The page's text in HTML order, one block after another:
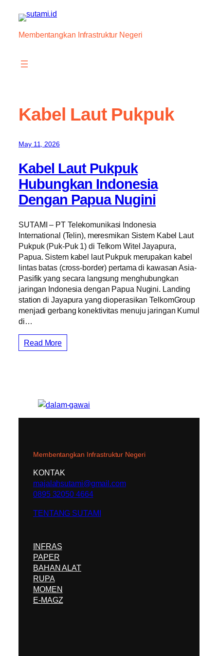
content
Membentangkan Infrastruktur Negeri
Kabel Laut Pukpuk
May 11, 2026
Kabel Laut Pukpuk
Hubungkan Indonesia
Dengan Papua Nugini
SUTAMI – PT Telekomunikasi Indonesia
International (Telin), meresmikan Sistem Kabel Laut
Pukpuk (Puk-Puk 1) di Telkom Witel Jayapura,
Papua. Sistem kabel laut Pukpuk merupakan kabel
lintas batas (cross-border) pertama di kawasan Asia-
Pasifik yang secara langsung menghubungkan
jaringan Indonesia dengan Papua Nugini. Landing
station di Jayapura yang dioperasikan TelkomGroup
menjadi gerbang konektivitas menuju jaringan Kumul
di…
Read More
Membentangkan Infrastruktur Negeri
KONTAK
majalahsutami@gmail.com
0895 32050 4664
TENTANG SUTAMI
INFRAS
PAPER
BAHAN ALAT
RUPA
MOMEN
E-MAGZ